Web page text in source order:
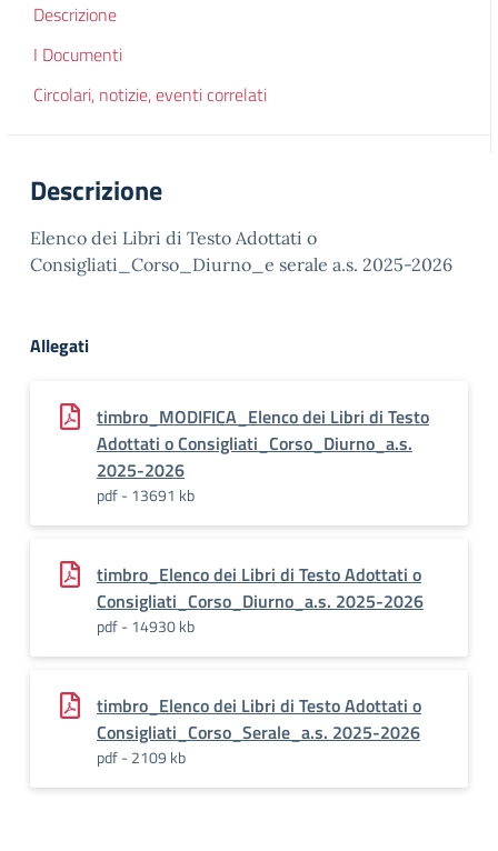
Descrizione
I Documenti
Circolari, notizie, eventi correlati
Descrizione
Elenco dei Libri di Testo Adottati o
Consigliati_Corso_Diurno_e serale a.s. 2025-2026
Allegati
timbro_MODIFICA_Elenco dei Libri di Testo
Adottati o Consigliati_Corso_Diurno_a.s.
2025-2026
pdf - 13691 kb
timbro_Elenco dei Libri di Testo Adottati o
Consigliati_Corso_Diurno_a.s. 2025-2026
pdf - 14930 kb
timbro_Elenco dei Libri di Testo Adottati o
Consigliati_Corso_Serale_a.s. 2025-2026
pdf - 2109 kb